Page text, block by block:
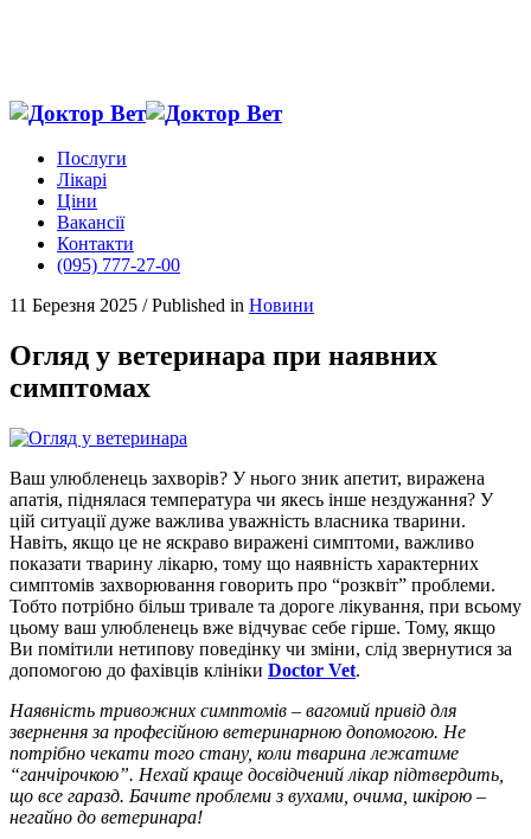
Послуги
Лікарі
Ціни
Вакансії
Контакти
(095) 777-27-00
11 Березня 2025 /Published in Новини
Огляд у ветеринара при наявних
симптомах
Ваш улюбленець захворів? У нього зник апетит, виражена
апатія, піднялася температура чи якесь інше нездужання? У
цій ситуації дуже важлива уважність власника тварини.
Навіть, якщо це не яcкраво виражені симптоми, важливо
показати тварину лікарю, тому що наявність характерних
симптомів захворювання говорить про “розквіт” проблеми.
Тобто потрібно більш тривале та дороге лікування, при всьому
цьому ваш улюбленець вже відчуває себе гірше. Тому, якщо
Ви помітили нетипову поведінку чи зміни, слід звернутися за
допомогою до фахівців клініки Doctor Vet.
Наявність тривожних симптомів – вагомий привід для
звернення за професійною ветеринарною допомогою. Не
потрібно чекати того стану, коли тварина лежатиме
“ганчірочкою”. Нехай краще досвідчений лікар підтвердить,
що все гаразд. Бачите проблеми з вухами, очима, шкірою –
негайно до ветеринара!